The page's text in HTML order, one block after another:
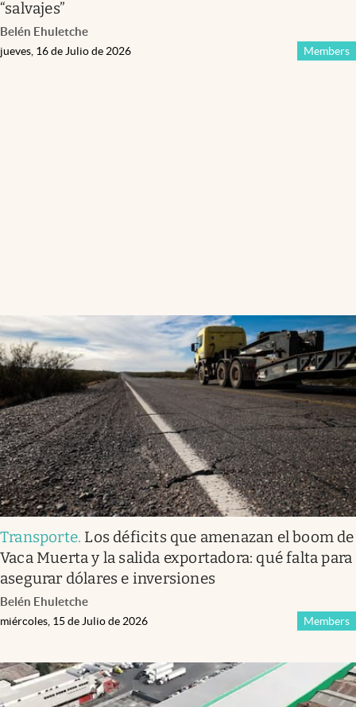
“salvajes”
Belén Ehuletche
Members
jueves, 16 de Julio de 2026
Transporte. Los déficits que amenazan el boom de
Vaca Muerta y la salida exportadora: qué falta para
asegurar dólares e inversiones
Belén Ehuletche
Members
miércoles, 15 de Julio de 2026